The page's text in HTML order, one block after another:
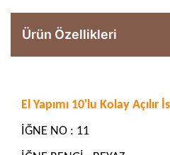
Ürün Özellikleri
El Yapımı 10'lu Kolay
İĞNE NO : 11